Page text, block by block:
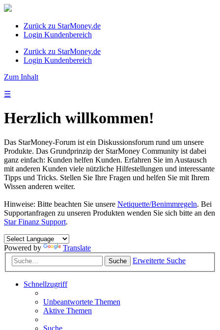
Zurück zu StarMoney.de
Login Kundenbereich
Zurück zu StarMoney.de
Login Kundenbereich
Zum Inhalt
☰
Herzlich willkommen!
Das StarMoney-Forum ist ein Diskussionsforum rund um unsere
Produkte. Das Grundprinzip der StarMoney Community ist dabei
ganz einfach: Kunden helfen Kunden. Erfahren Sie im Austausch
mit anderen Kunden viele nützliche Hilfestellungen und interessante
Tipps und Tricks. Stellen Sie Ihre Fragen und helfen Sie mit Ihrem
Wissen anderen weiter.
Hinweise: Bitte beachten Sie unsere Netiquette/Benimmregeln. Bei
Supportanfragen zu unseren Produkten wenden Sie sich bitte an den
Star Finanz Support.
Powered by Translate
Suche Erweiterte Suche
Schnellzugriff
Unbeantwortete Themen
Aktive Themen